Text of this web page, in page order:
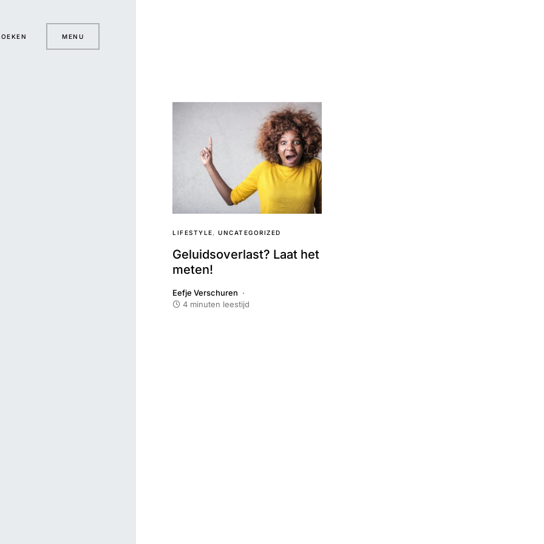
MENU
LIFESTYLE UNCATEGORIZED
Geluidsoverlast? Laat het
meten!
Eefje Verschuren
4 minuten leestijd